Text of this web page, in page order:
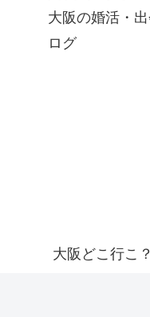
大阪の婚活・
ログ
大阪どこ行こ